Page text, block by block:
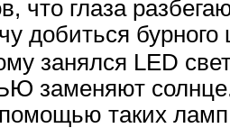
что глаза
добиться
занялся LED
заменяют солнце.
таких